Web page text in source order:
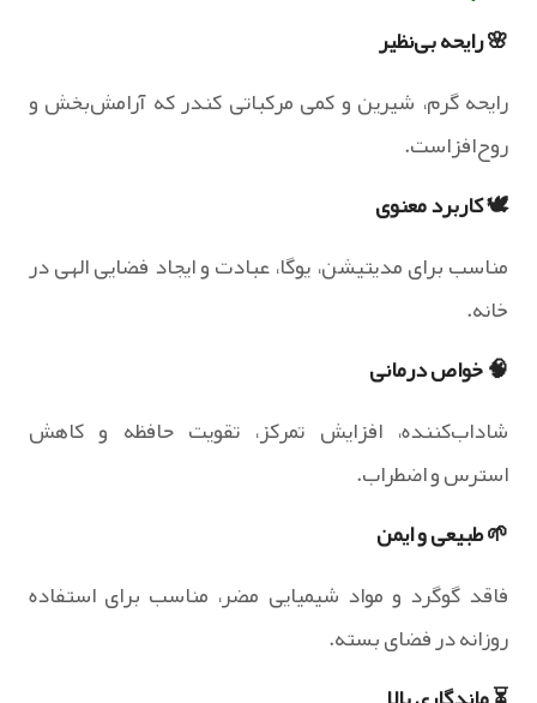
🌸 رایحه بی‌نظیر
رایحه گرم، شیرین و کمی مرکباتی کندر که آرامش‌بخش و
روح‌افزاست.
🕊️ کاربرد معنوی
مناسب برای مدیتیشن، یوگا، عبادت و ایجاد فضایی الهی در
خانه.
🧠 خواص درمانی
شاداب‌کننده، افزایش تمرکز، تقویت حافظه و کاهش
استرس و اضطراب.
🌱 طبیعی و ایمن
فاقد گوگرد و مواد شیمیایی مضر، مناسب برای استفاده
روزانه در فضای بسته.